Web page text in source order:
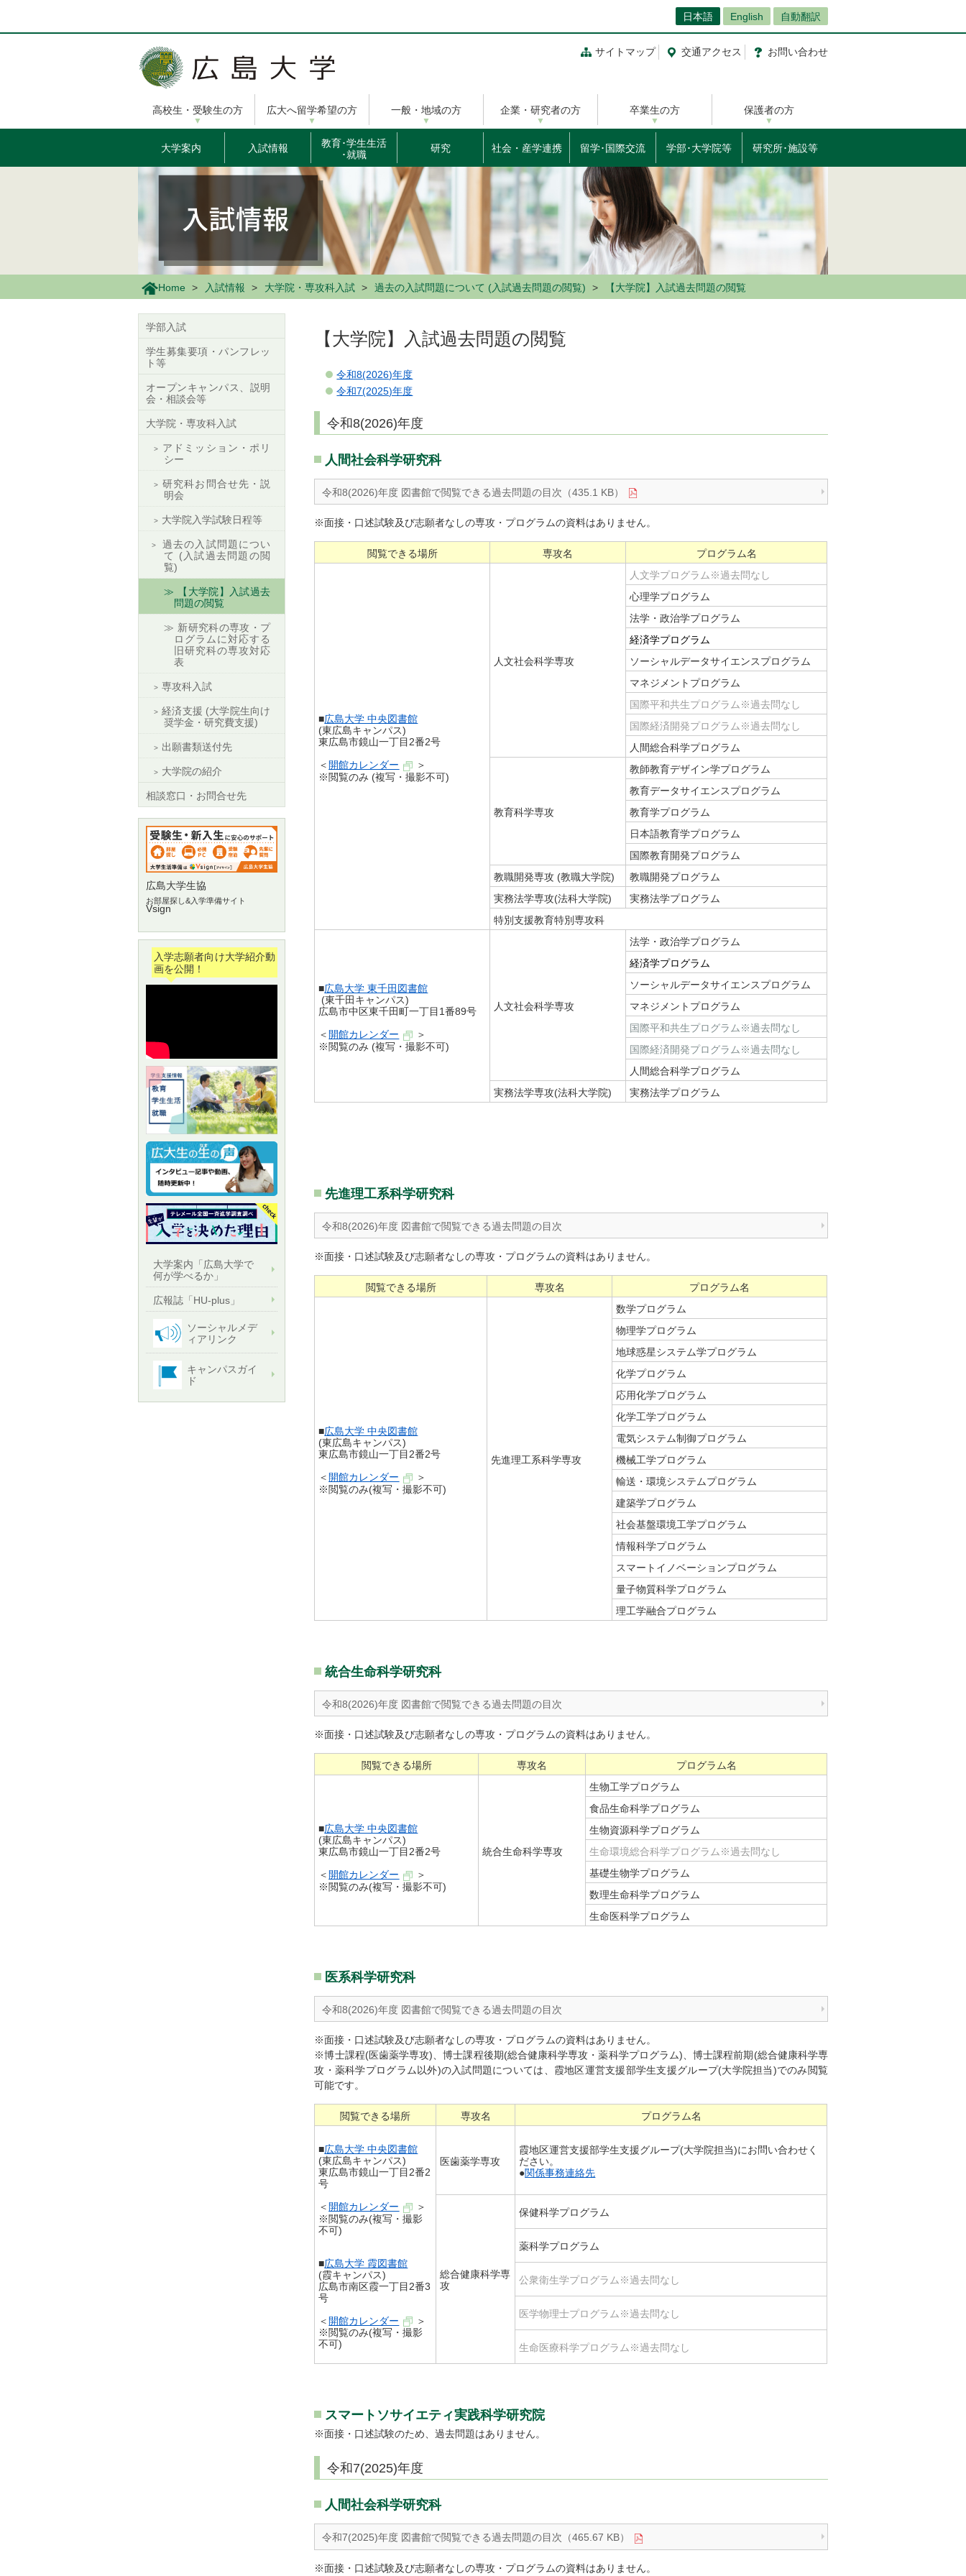
ン
に
日本語 English 自動翻訳
サイトマップ 交通アクセス お問い合わせ
高校生・受験生の方 広大へ留学希望の方 一般・地域の方 企業・研究者の方 卒業生の方 保護者の方
大学案内 入試情報
教育･学生生活
･就職
研究 社会・産学連携 留学･国際交流 学部･大学院等 研究所･施設等
Home 入試情報 大学院・専攻科入試 過去の入試問題について (入試過去問題の閲覧) 【大学院】入試過去問題の閲覧
【大学院】入試過去問題の閲覧
令和8(2026)年度
令和7(2025)年度
令和8(2026)年度
人間社会科学研究科
令和8(2026)年度 図書館で閲覧できる過去問題の目次（435.1 KB）
※面接・口述試験及び志願者なしの専攻・プログラムの資料はありません。
閲覧できる場所 専攻名 プログラム名
■広島大学 中央図書館
(東広島キャンパス)
東広島市鏡山一丁目2番2号
＜ 開館カレンダー
＞
※閲覧のみ (複写・撮影不可)
人文社会科学専攻
人文学プログラム※過去問なし
心理学プログラム
法学・政治学プログラム
経済学プログラム
ソーシャルデータサイエンスプログラム
マネジメントプログラム
国際平和共生プログラム※過去問なし
国際経済開発プログラム※過去問なし
人間総合科学プログラム
教育科学専攻
教師教育デザイン学プログラム
教育データサイエンスプログラム
教育学プログラム
日本語教育学プログラム
国際教育開発プログラム
教職開発専攻 (教職大学院)
教職開発プログラム
実務法学専攻(法科大学院)
実務法学プログラム
特別支援教育特別専攻科
■広島大学 東千田図書館
(東千田キャンパス)
広島市中区東千田町一丁目1番89号
＜ 開館カレンダー
＞
※閲覧のみ (複写・撮影不可)
人文社会科学専攻
法学・政治学プログラム
経済学プログラム
ソーシャルデータサイエンスプログラム
マネジメントプログラム
国際平和共生プログラム※過去問なし
国際経済開発プログラム※過去問なし
人間総合科学プログラム
実務法学専攻(法科大学院)
実務法学プログラム
先進理工系科学研究科
令和8(2026)年度 図書館で閲覧できる過去問題の目次
※面接・口述試験及び志願者なしの専攻・プログラムの資料はありません。
閲覧できる場所 専攻名 プログラム名
■広島大学 中央図書館
(東広島キャンパス)
東広島市鏡山一丁目2番2号
＜ 開館カレンダー
＞
※閲覧のみ(複写・撮影不可)
先進理工系科学専攻
数学プログラム
物理学プログラム
地球惑星システム学プログラム
化学プログラム
応用化学プログラム
化学工学プログラム
電気システム制御プログラム
機械工学プログラム
輸送・環境システムプログラム
建築学プログラム
社会基盤環境工学プログラム
情報科学プログラム
スマートイノベーションプログラム
量子物質科学プログラム
理工学融合プログラム
統合生命科学研究科
令和8(2026)年度 図書館で閲覧できる過去問題の目次
※面接・口述試験及び志願者なしの専攻・プログラムの資料はありません。
閲覧できる場所 専攻名 プログラム名
■広島大学 中央図書館
(東広島キャンパス)
東広島市鏡山一丁目2番2号
＜ 開館カレンダー
＞
※閲覧のみ(複写・撮影不可)
統合生命科学専攻
生物工学プログラム
食品生命科学プログラム
生物資源科学プログラム
生命環境総合科学プログラム※過去問なし
基礎生物学プログラム
数理生命科学プログラム
生命医科学プログラム
医系科学研究科
令和8(2026)年度 図書館で閲覧できる過去問題の目次
※面接・口述試験及び志願者なしの専攻・プログラムの資料はありません。
※博士課程(医歯薬学専攻)、博士課程後期(総合健康科学専攻・薬科学プログラム)、博士課程前期(総合健康科学専
攻・薬科学プログラム以外)の入試問題については、霞地区運営支援部学生支援グループ(大学院担当)でのみ閲覧
可能です。
閲覧できる場所 専攻名 プログラム名
■広島大学 中央図書館
(東広島キャンパス)
東広島市鏡山一丁目2番2
号
＜ 開館カレンダー
＞
※閲覧のみ(複写・撮影
不可)
■広島大学 霞図書館
(霞キャンパス)
広島市南区霞一丁目2番3
号
＜ 開館カレンダー
＞
※閲覧のみ(複写・撮影
不可)
医歯薬学専攻
霞地区運営支援部学生支援グループ(大学院担当)にお問い合わせく
ださい。
●関係事務連絡先
総合健康科学専
攻
保健科学プログラム
薬科学プログラム
公衆衛生学プログラム※過去問なし
医学物理士プログラム※過去問なし
生命医療科学プログラム※過去問なし
スマートソサイエティ実践科学研究院
※面接・口述試験のため、過去問題はありません。
令和7(2025)年度
人間社会科学研究科
令和7(2025)年度 図書館で閲覧できる過去問題の目次（465.67 KB）
※面接・口述試験及び志願者なしの専攻・プログラムの資料はありません。
学部入試
学生募集要項・パンフレッ
ト等
オープンキャンパス、説明
会・相談会等
大学院・専攻科入試
アドミッション・ポリ
シー
研究科お問合せ先・説
明会
大学院入学試験日程等
過去の入試問題につい
て (入試過去問題の閲
覧)
【大学院】入試過去
問題の閲覧
新研究科の専攻・プ
ログラムに対応する
旧研究科の専攻対応
表
専攻科入試
経済支援 (大学院生向け
奨学金・研究費支援)
出願書類送付先
大学院の紹介
相談窓口・お問合せ先
広島大学生協
お部屋探し&入学準備サイト
Vsign
入学志願者向け大学紹介動
画を公開！
大学案内「広島大学で
何が学べるか」
広報誌「HU-plus」
ソーシャルメデ
ィアリンク
キャンパスガイ
ド